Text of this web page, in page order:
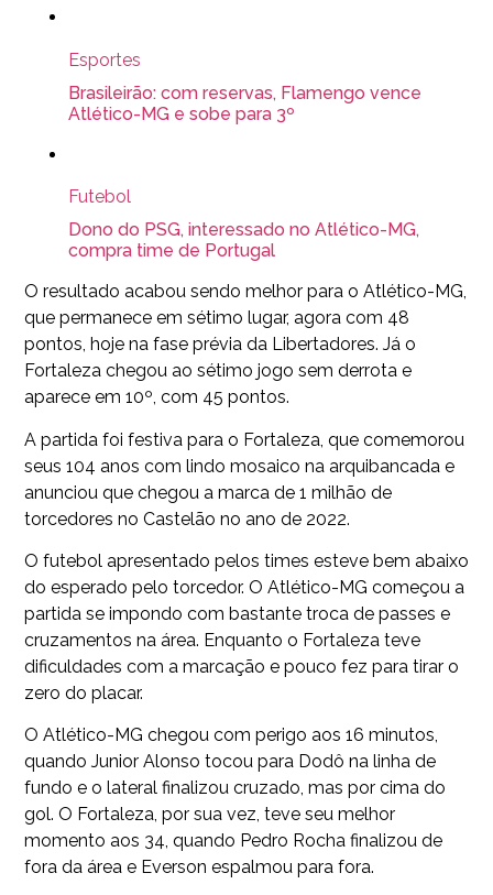
Esportes
Brasileirão: com reservas, Flamengo vence
Atlético-MG e sobe para 3º
Futebol
Dono do PSG, interessado no Atlético-MG,
compra time de Portugal
O resultado acabou sendo melhor para o Atlético-MG,
que permanece em sétimo lugar, agora com 48
pontos, hoje na fase prévia da Libertadores. Já o
Fortaleza chegou ao sétimo jogo sem derrota e
aparece em 10º, com 45 pontos.
A partida foi festiva para o Fortaleza, que comemorou
seus 104 anos com lindo mosaico na arquibancada e
anunciou que chegou a marca de 1 milhão de
torcedores no Castelão no ano de 2022.
O futebol apresentado pelos times esteve bem abaixo
do esperado pelo torcedor. O Atlético-MG começou a
partida se impondo com bastante troca de passes e
cruzamentos na área. Enquanto o Fortaleza teve
dificuldades com a marcação e pouco fez para tirar o
zero do placar.
O Atlético-MG chegou com perigo aos 16 minutos,
quando Junior Alonso tocou para Dodô na linha de
fundo e o lateral finalizou cruzado, mas por cima do
gol. O Fortaleza, por sua vez, teve seu melhor
momento aos 34, quando Pedro Rocha finalizou de
fora da área e Everson espalmou para fora.